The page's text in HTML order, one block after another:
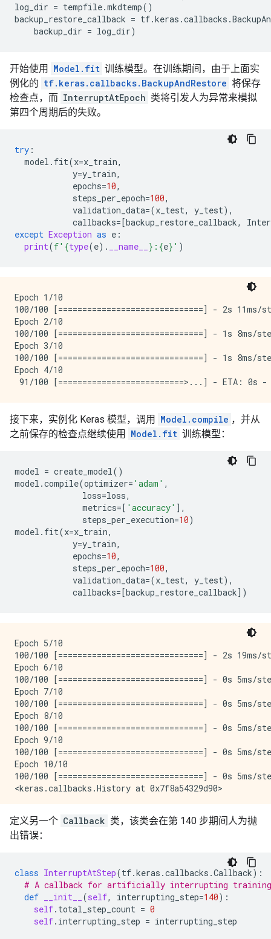
INFO:tensorflow:Calling checkpoint listeners after
INFO:tensorflow:Calling checkpoint listeners before
INFO:tensorflow:Saving checkpoints for 4 into /
INFO:tensorflow:Saving checkpoints for 5 into /tmpfs/
WARNING:tensorflow:From /tmpfs/src/tf_docs_env/
Instructions for updating:
Use standard file APIs to delete files with this
INFO:tensorflow:Calling checkpoint listeners after
INFO:tensorflow:Calling checkpoint listeners
INFO:tensorflow:Saving checkpoints for 6 into /tmpfs/
INFO:tensorflow:Calling checkpoint listeners after
log_dir = tempfile.mkdtemp()
backup_restore_callback = tf.keras .callbacks .
backup_dir = log_dir)
开始使用 Model.fit 训练模型。在训练期间，由于上面实
例化的 tf.keras.callbacks.BackupAndRestore 将保存
检查点，而 InterruptAtEpoch 类将引发人为异常来模拟
第四个周期后的失败。
try :
model . fit(x=x_train,
y=y_train,
epochs=10,
steps_per_epoch=100,
validation_data=(x_test, y_test),
callbacks=[backup_restore_callback,
except Exception as e :
print(f' {type(e) . __name__ } : {e} ' )
Epoch 1/10
100/100 [==============================] - 2s
Epoch 2/10
100/100 [==============================] - 1s
Epoch 3/10
100/100 [==============================] - 1s
Epoch 4/10
接下来，实例化 Keras 模型，调用 Model.compile ，并从
之前保存的检查点继续使用
Model.fit 训练模型：
model = create_model()
model .compile(optimizer= 'adam' ,
loss=loss,
metrics=[ 'accuracy' ],
steps_per_execution=10)
model . fit(x=x_train,
y=y_train,
epochs=10,
steps_per_epoch=100,
validation_data=(x_test, y_test),
callbacks=[backup_restore_callback])
Epoch 5/10
100/100 [==============================] - 2s
Epoch 6/10
100/100 [==============================] - 0s
Epoch 7/10
100/100 [==============================] - 0s
Epoch 8/10
100/100 [==============================] - 0s
Epoch 9/10
100/100 [==============================] - 0s
Epoch 10/10
100/100 [==============================] - 0s
定义另一个 Callback 类，该类会在第 140 步期间人为抛
出错误：
class InterruptAtStep(tf.keras .callbacks .Callback):
# A callback for artificially interrupting
def
__init__ (self, interrupting_step=140):
self. total_step_count = 0
self. interrupting_step = interrupting_step